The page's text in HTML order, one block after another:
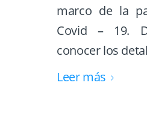
marco de la
Covid – 19.
conocer los
Leer más